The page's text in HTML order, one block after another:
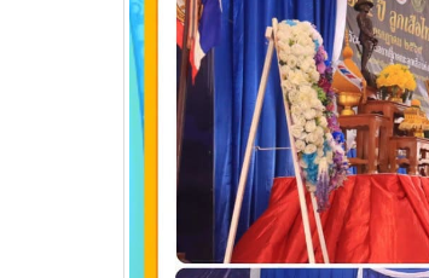
วท.อุบลฯ ต้อนรับผู้แทนจาก